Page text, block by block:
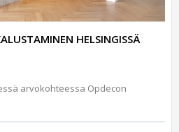
HELSINGISSÄ
arvokohteessa Opdecon